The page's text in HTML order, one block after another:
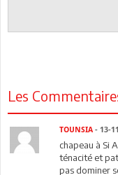
Les
TOUNSIA - 13-
chapeau à Si
ténacité et
pas dominer